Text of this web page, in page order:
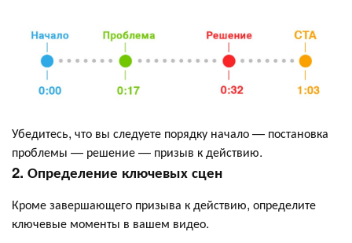
Убедитесь, что вы следуете порядку начало — постановка
проблемы — решение — призыв к действию.
2. Определение ключевых сцен
Кроме завершающего призыва к действию, определите
ключевые моменты в вашем видео.